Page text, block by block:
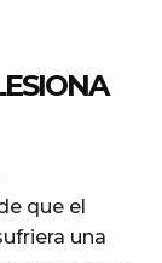
que el
una